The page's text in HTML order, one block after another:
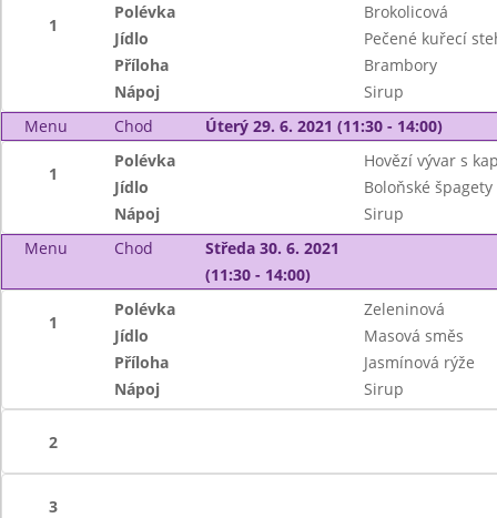
1
Polévka
Brokolicová
Jídlo
Pečené kuřecí
Příloha
Brambory
Nápoj
Sirup
Menu
Chod Úterý 29. 6. 2021 (11:30 - 14:00)
1
Polévka
Hovězí vývar s
Jídlo
Boloňské
Nápoj
Sirup
Menu
Chod
Středa 30. 6. 2021
(11:30 - 14:00)
1
Polévka
Zeleninová
Jídlo
Masová směs
Příloha
Jasmínová rýže
Nápoj
Sirup
2
3